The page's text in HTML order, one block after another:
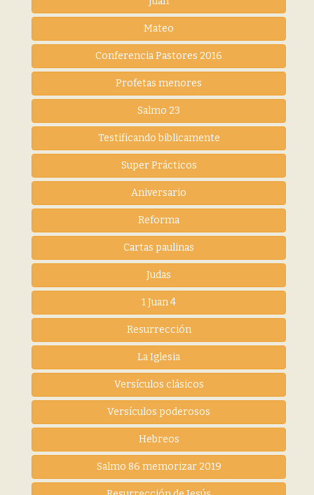
Mateo
Conferencia Pastores 2016
Profetas menores
Salmo 23
Testificando biblicamente
Super Prácticos
Aniversario
Reforma
Cartas paulinas
Judas
1 Juan 4
Resurrección
La Iglesia
Versículos clásicos
Versículos poderosos
Hebreos
Salmo 86 memorizar 2019